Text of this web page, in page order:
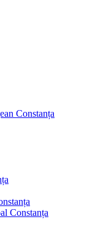
Constanța
Constanța